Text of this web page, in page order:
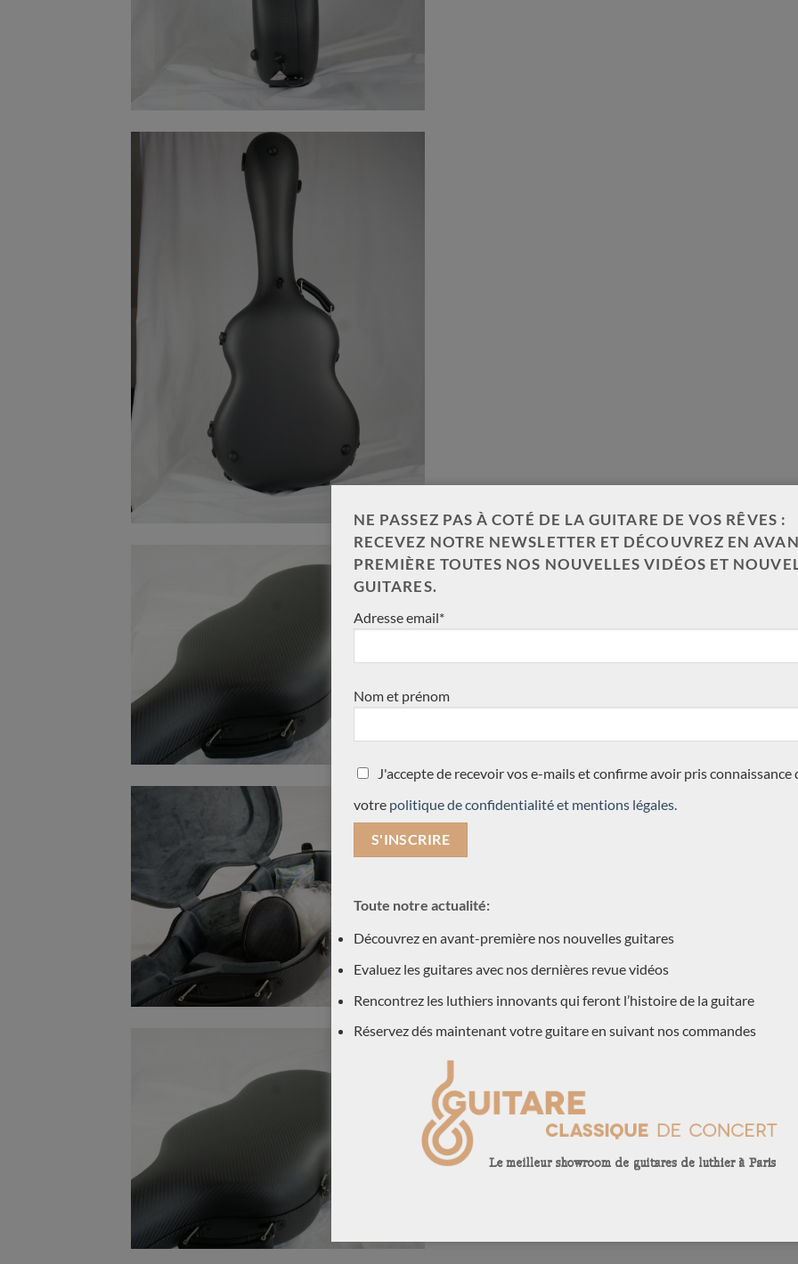
NE PASSEZ PAS À COTÉ DE LA GUITARE DE VOS RÊVES :
RECEVEZ NOTRE NEWSLETTER ET DÉCOUVREZ EN
PREMIÈRE TOUTES NOS NOUVELLES VIDÉOS ET
GUITARES.
Adresse email*
Nom et prénom
J'accepte de recevoir vos e-mails et confirme avoir pris connaissance
votre politique de confidentialité et mentions légales.
Toute notre actualité:
Découvrez en avant-première nos nouvelles guitares
Evaluez les guitares avec nos dernières revue vidéos
Rencontrez les luthiers innovants qui feront l’histoire de la guitare
Réservez dés maintenant votre guitare en suivant nos commandes